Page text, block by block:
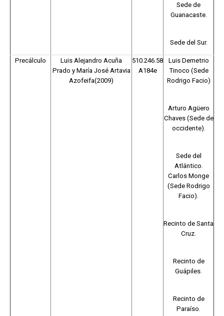
Sede de
Guanacaste.
Sede del Sur.
Precálculo
Luis Alejandro Acuña
Prado y María José Artavia
Azofeifa(2009)
510.246.58
A184e
Luis Demetrio
Tinoco (Sede
Rodrigo Facio)
Arturo Agüero
Chaves (Sede de
occidente).
Sede del
Atlántico.
Carlos Monge
(Sede Rodrigo
Facio).
Recinto de Santa
Cruz.
Recinto de
Guápiles.
Recinto de
Paraíso.